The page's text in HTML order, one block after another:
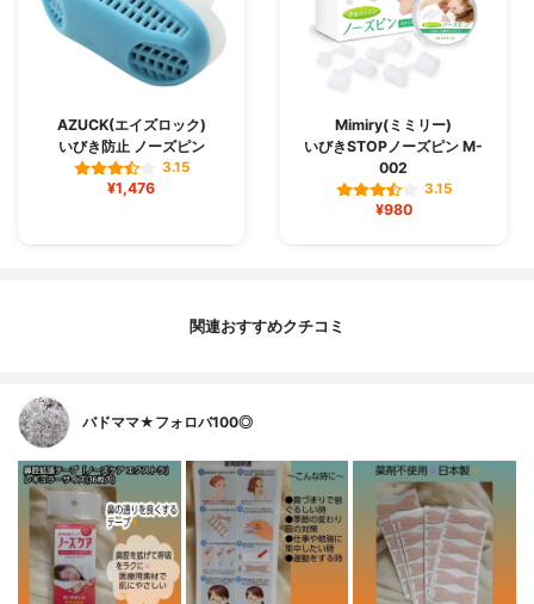
AZUCK(エイズロック)
いびき防止 ノーズピン
3.15
¥1,476
Mimiry(ミミリー)
いびきSTOPノーズピン M-
002
3.15
¥980
関連おすすめクチコミ
バドママ★フォロバ100◎